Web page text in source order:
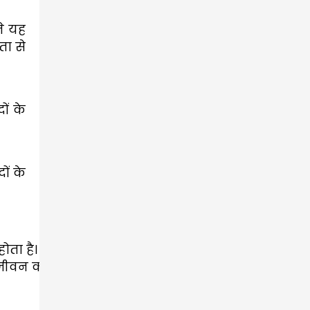
यह
से
के
के
है।
को संतुलित और खुशहाल बना सकती है।